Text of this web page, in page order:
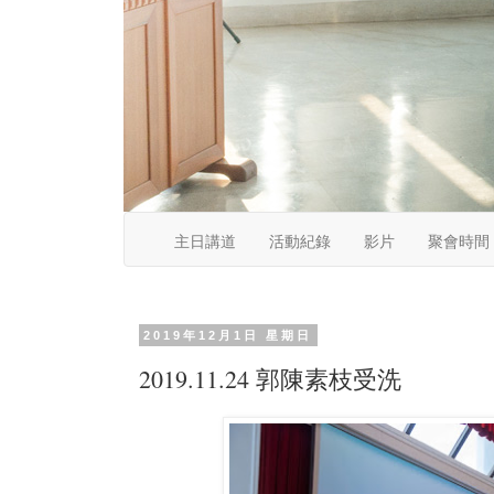
主日講道 活動紀錄 影片 聚會時間
2019年12月1日 星期日
2019.11.24 郭陳素枝受洗